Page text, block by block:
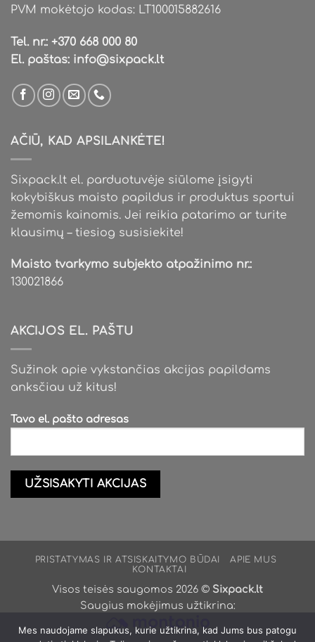
PVM mokėtojo kodas: LT100015882616
Tel. nr.: +370 668 000 80
El. paštas: info@sixpack.lt
AČIŪ, KAD APSILANKĖTE!
Sixpack.lt el. parduotuvėje siūlome įsigyti
kokybiškus maisto papildus ir produktus sportui
žemomis kainomis. Jei reikia patarimo ar turite
klausimų – tiesiog susisiekite!
Maisto tvarkymo subjekto atpažinimo nr.:
130021866
AKCIJOS EL. PAŠTU
Sužinok apie vykstančias akcijas papildams
anksčiau už kitus!
Tavo el. pašto adresas
PRISTATYMAS IR ATSISKAITYMO BŪDAI
APIE MUS
KONTAKTAI
Visos teisės saugomos 2026 © Sixpack.lt
Saugius mokėjimus užtikrina:
Mes naudojame slapukus, kurie užtikrina, kad Jums bus patogu